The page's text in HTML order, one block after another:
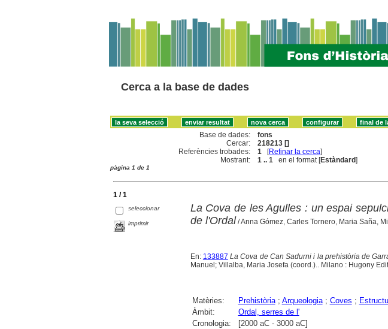
Cerca a la base de dades
Base de dades:
fons
Cercar:
218213 []
Referències trobades:
1 [Refinar la cerca]
Mostrant:
1 .. 1 en el format [Estàndard]
pàgina 1 de 1
1 / 1
seleccionar
imprimir
La Cova de les Agulles : un espai
de l'Ordal/ Anna Gómez, Carles Tornero, Maria Saña,
En: 133887 La Cova de Can Sadurni i la prehistòria de
Manuel; Villalba, Maria Josefa (coord.).. Milano : Hugony
Matèries: Prehistòria; Arqueologia; Coves ;
Àmbit:
Ordal, serres de l'
Cronologia:
[2000 aC - 3000 aC]